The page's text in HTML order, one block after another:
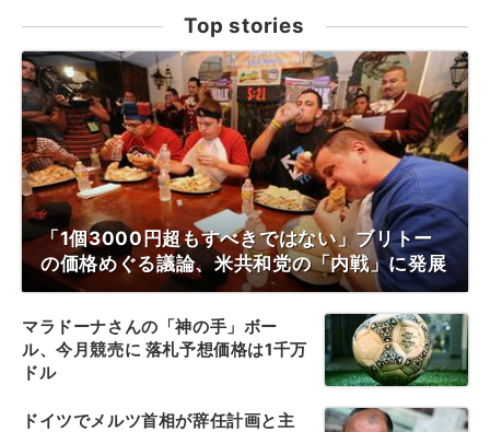
Top stories
「1個3000円超もすべきではない」ブリトー
の価格めぐる議論、米共和党の「内戦」に発展
マラドーナさんの「神の手」ボー
ル、今月競売に 落札予想価格は1千万
ドル
ドイツでメルツ首相が辞任計画と主